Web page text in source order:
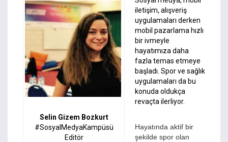
Selin Gizem Bozkurt
#SosyalMedyaKampüsü
Editör
iletişim, alışveriş
uygulamaları derken
mobil pazarlama hızlı
bir ivmeyle
hayatımıza daha
fazla temas etmeye
başladı. Spor ve sağlık
uygulamaları da bu
konuda oldukça
revaçta ilerliyor.
Hayatında aktif bir
şekilde spor olan